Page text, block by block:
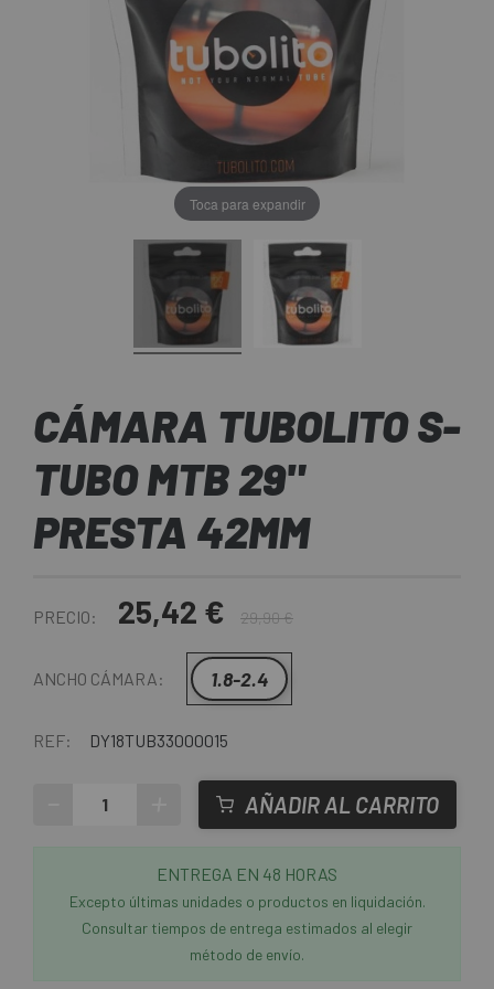
Toca para expandir
CÁMARA TUBOLITO S-
TUBO MTB 29"
PRESTA 42MM
PRECIO: 25,42 € 29,90 €
ANCHO CÁMARA: 1.8-2.4
REF: DY18TUB33000015
AÑADIR AL CARRITO
ENTREGA EN 48 HORAS
Excepto últimas unidades o productos en liquidación.
Consultar tiempos de entrega estimados al elegir
método de envío.